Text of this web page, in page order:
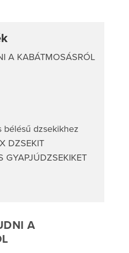
A KABÁTMOSÁSRÓL
bélésű dzsekikhez
DZSEKIT
GYAPJÚDZSEKIKET
A